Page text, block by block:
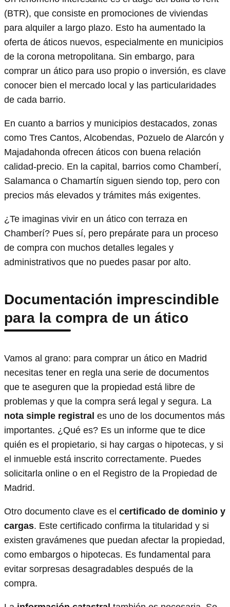
(BTR), que consiste en promociones de viviendas
para alquiler a largo plazo. Esto ha aumentado la
oferta de áticos nuevos, especialmente en municipios
de la corona metropolitana. Sin embargo, para
comprar un ático para uso propio o inversión, es clave
conocer bien el mercado local y las particularidades
de cada barrio.
En cuanto a barrios y municipios destacados, zonas
como Tres Cantos, Alcobendas, Pozuelo de Alarcón y
Majadahonda ofrecen áticos con buena relación
calidad-precio. En la capital, barrios como Chamberí,
Salamanca o Chamartín siguen siendo top, pero con
precios más elevados y trámites más exigentes.
¿Te imaginas vivir en un ático con terraza en
Chamberí? Pues sí, pero prepárate para un proceso
de compra con muchos detalles legales y
administrativos que no puedes pasar por alto.
Documentación imprescindible
para la compra de un ático
Vamos al grano: para comprar un ático en Madrid
necesitas tener en regla una serie de documentos
que te aseguren que la propiedad está libre de
problemas y que la compra será legal y segura. La
nota simple registral es uno de los documentos más
importantes. ¿Qué es? Es un informe que te dice
quién es el propietario, si hay cargas o hipotecas, y si
el inmueble está inscrito correctamente. Puedes
solicitarla online o en el Registro de la Propiedad de
Madrid.
Otro documento clave es el certificado de dominio y
cargas. Este certificado confirma la titularidad y si
existen gravámenes que puedan afectar la propiedad,
como embargos o hipotecas. Es fundamental para
evitar sorpresas desagradables después de la
compra.